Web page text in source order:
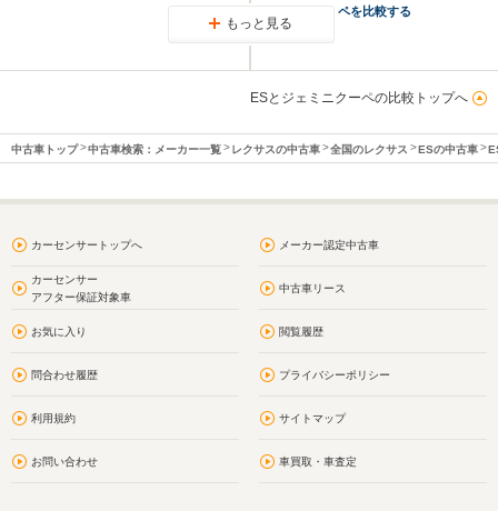
ペを比較する
もっと見る
ESとジェミニクーペの比較トップへ
中古車トップ 中古車検索：メーカー一覧 レクサスの中古車 全国のレクサス ESの中古車
カーセンサートップへ メーカー認定中古車
カーセンサー
アフター保証対象車
中古車リース
お気に入り 閲覧履歴
問合わせ履歴 プライバシーポリシー
利用規約 サイトマップ
お問い合わせ 車買取・車査定